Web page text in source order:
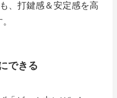
、打鍵感＆安定感を高
できる